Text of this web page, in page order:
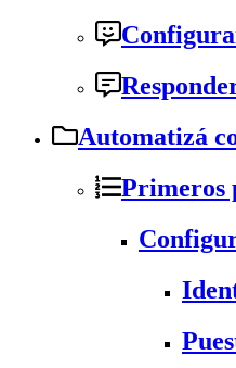
Automatizá
Primeros